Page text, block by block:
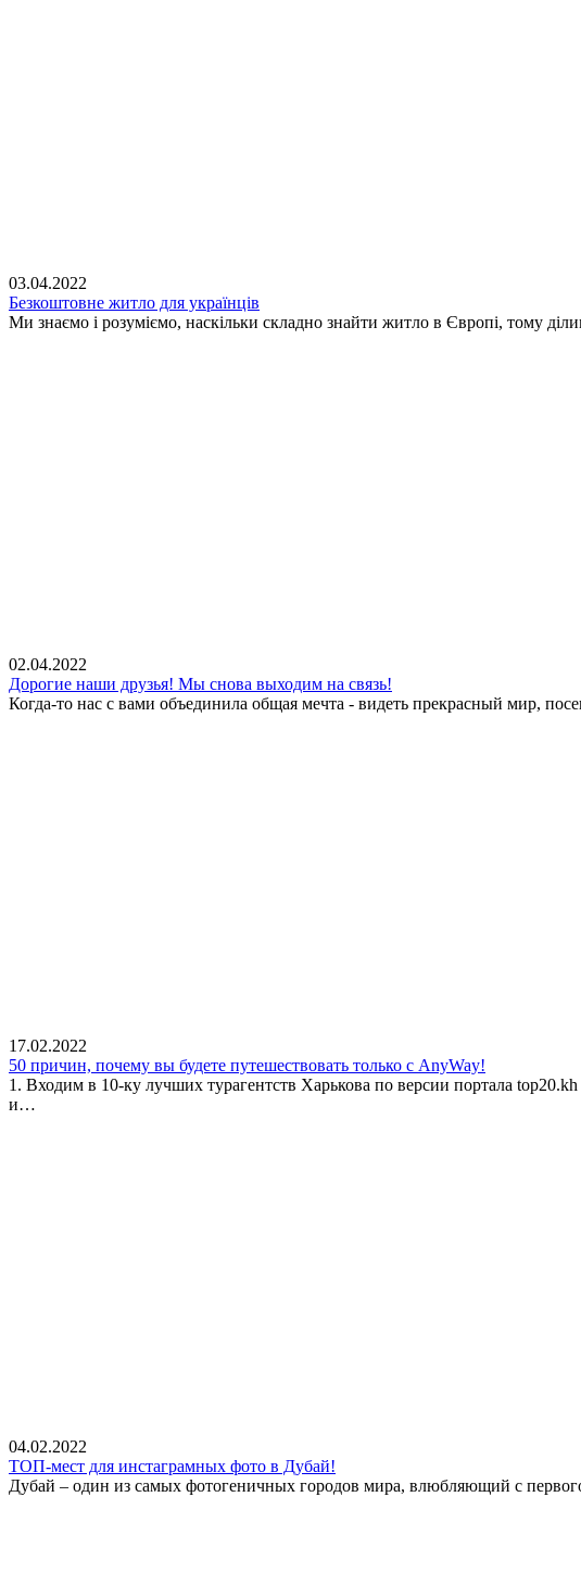
03.04.2022
Безкоштовне житло для українців
Ми знаємо і розуміємо, наскільки складно знайти житло в Європі, тому
02.04.2022
Дорогие наши друзья! Мы снова выходим на связь!
Когда-то нас с вами объединила общая мечта - видеть прекрасный мир,
17.02.2022
50 причин, почему вы будете путешествовать только с AnyWay!
1. Входим в 10-ку лучших турагентств Харькова по версии портала
и…
04.02.2022
ТОП-мест для инстаграмных фото в Дубай!
Дубай – один из самых фотогеничных городов мира, влюбляющий с